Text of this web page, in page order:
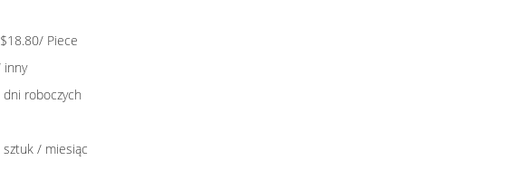
Piece
inny
roboczych
/ miesiąc